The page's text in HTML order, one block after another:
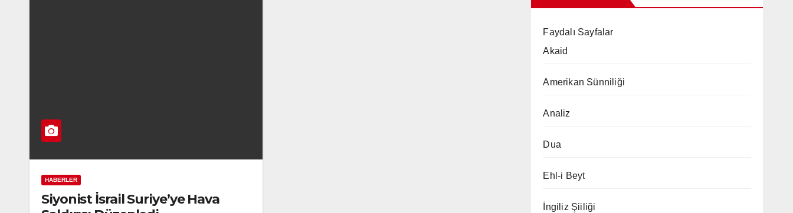
HABERLER
Siyonist İsrail Suriye’ye Hava
Faydalı Sayfalar
Akaid
Amerikan Sünniliği
Analiz
Dua
Ehl-i Beyt
İngiliz Şiiliği